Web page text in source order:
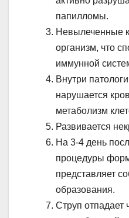
папилломы.
Невылеченные
организм, что
иммунной
Внутри
нарушается
метаболизм
Развивается
На 3-4 день
процедуры
представляет
образования.
Струп отпадает